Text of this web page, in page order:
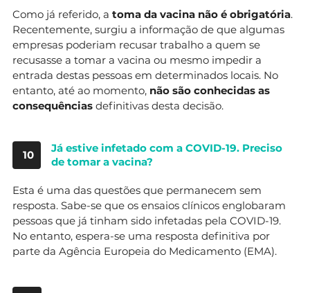
Como já referido, a toma da vacina não é obrigatória.
Recentemente, surgiu a informação de que algumas
empresas poderiam recusar trabalho a quem se
recusasse a tomar a vacina ou mesmo impedir a
entrada destas pessoas em determinados locais. No
entanto, até ao momento, não são conhecidas as
consequências definitivas desta decisão.
10
Já estive infetado com a COVID-19. Preciso
de tomar a vacina?
Esta é uma das questões que permanecem sem
resposta. Sabe-se que os ensaios clínicos englobaram
pessoas que já tinham sido infetadas pela COVID-19.
No entanto, espera-se uma resposta definitiva por
parte da Agência Europeia do Medicamento (EMA).